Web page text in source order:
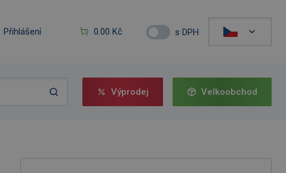
Přihlášení 0.00 Kč s DPH
Výprodej Velkoobchod